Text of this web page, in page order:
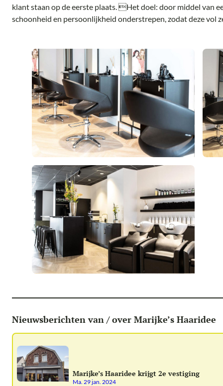
klant staan op de eerste plaats. Het doel: door middel van
schoonheid en persoonlijkheid onderstrepen, zodat deze vol
Nieuwsberichten van / over Marijke’s Haaridee
Marijke’s Haaridee krijgt 2e vestiging
ma. 29 jan. 2024